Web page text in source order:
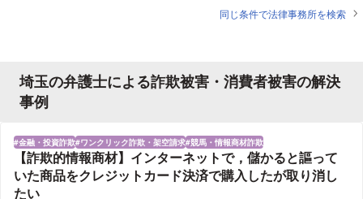
同じ条件で法律事務所を検索
埼玉の弁護士による詐欺被害・消費者被害の解決
事例
金融・投資詐欺 ワンクリック詐欺・架空請求 競馬・情報商材詐欺
【詐欺的情報商材】インターネットで，儲かると謳って
いた商品をクレジットカード決済で購入したが取り消し
たい